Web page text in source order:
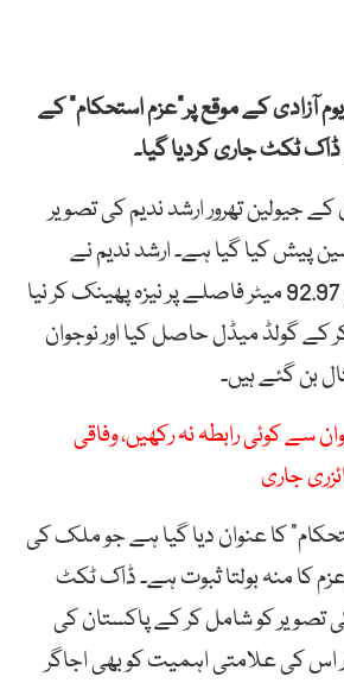
کے 77 ویں یوم آزادی کے موقع پر”عزم استحکام“ کے
ٹکٹ جاری کردیا گیا۔
جیولین تھرور ارشد ندیم کی تصویر
پیش کیا گیا ہے۔ ارشد ندیم نے
پیرس اولمپکس میں 92.97 میٹر فاصلے پر نیزہ پھینک کر نیا
کے گولڈ میڈل حاصل کیا اور نوجوان
بن گئے ہیں۔
سے کوئی رابطہ نہ رکھیں، وفاقی
جاری
کا عنوان دیا گیا ہے جو ملک کی
کا منہ بولتا ثبوت ہے۔ ڈاک ٹکٹ
تصویر کو شامل کر کے پاکستان کی
اس کی علامتی اہمیت کو بھی اجاگر